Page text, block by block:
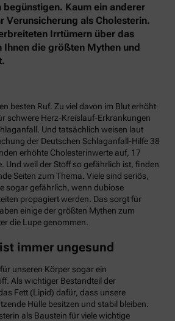
begünstigen. Kaum ein anderer
Verunsicherung als Cholesterin.
Irrtümern über das
Ihnen die größten Mythen und
besten Ruf. Zu viel davon im Blut erhöht
schwere Herz-Kreislauf-Erkrankungen
Und tatsächlich weisen laut
der Deutschen Schlaganfall-Hilfe 38
erhöhte Cholesterinwerte auf, 17
Und weil der Stoff so gefährlich ist, finden
Seiten zum Thema. Viele sind seriös,
sogar gefährlich, wenn dubiose
propagiert werden. Das sorgt für
einige der größten Mythen zum
die Lupe genommen.
immer ungesund
unseren Körper sogar ein
Als wichtiger Bestandteil der
Fett (Lipid) dafür, dass unsere
Hülle besitzen und stabil bleiben.
als Baustein für viele wichtige